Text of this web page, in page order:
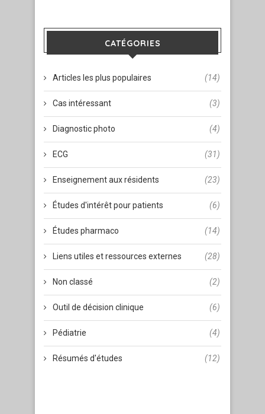
CATÉGORIES
Articles les plus populaires (14)
Cas intéressant (3)
Diagnostic photo (4)
ECG (31)
Enseignement aux résidents (23)
Études d'intérêt pour patients (6)
Études pharmaco (14)
Liens utiles et ressources externes (28)
Non classé (2)
Outil de décision clinique (6)
Pédiatrie (4)
Résumés d'études (12)